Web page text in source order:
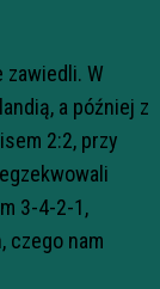
zawiedli. W
a później z
2:2, przy
3-4-2-1,
czego nam